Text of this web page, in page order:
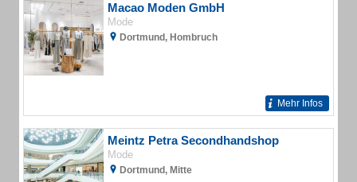
Macao Moden GmbH
Mode
Dortmund, Hombruch
Mehr Infos
Meintz Petra Secondhandshop
Mode
Dortmund, Mitte